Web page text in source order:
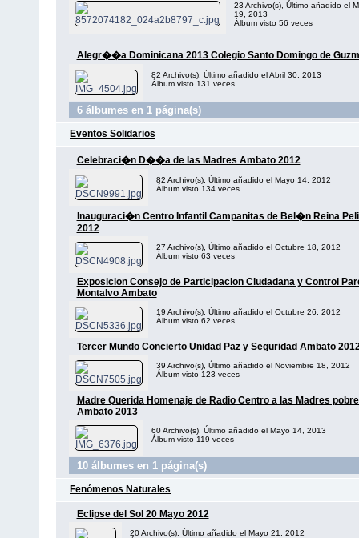
23 Archivo(s), Último añadido el
19, 2013
Álbum visto 56 veces
Alegr��a Dominicana 2013 Colegio Santo Domingo de
82 Archivo(s), Último añadido el Abril 30, 2013
Álbum visto 131 veces
6 álbumes en 1 página(s)
Eventos Solidarios
Celebraci�n D��a de las Madres Ambato 2012
82 Archivo(s), Último añadido el Mayo 14, 2012
Álbum visto 134 veces
Inauguraci�n Centro Infantil Campanitas de Bel�n Reina
2012
27 Archivo(s), Último añadido el Octubre 18, 2012
Álbum visto 63 veces
Exposicion Consejo de Participacion Ciudadana y Control
Montalvo Ambato
19 Archivo(s), Último añadido el Octubre 26, 2012
Álbum visto 62 veces
Tercer Mundo Concierto Unidad Paz y Seguridad Ambato
39 Archivo(s), Último añadido el Noviembre 18, 2012
Álbum visto 123 veces
Madre Querida Homenaje de Radio Centro a las Madres
Ambato 2013
60 Archivo(s), Último añadido el Mayo 14, 2013
Álbum visto 119 veces
10 álbumes en 1 página(s)
Fenómenos Naturales
Eclipse del Sol 20 Mayo 2012
20 Archivo(s), Último añadido el Mayo 21, 2012